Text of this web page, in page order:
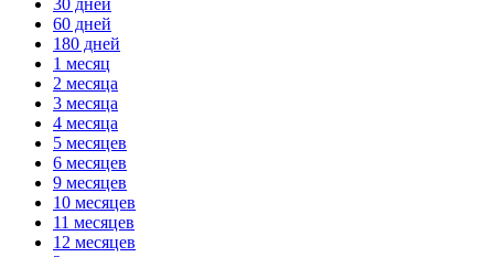
30 дней
60 дней
180 дней
1 месяц
2 месяца
3 месяца
4 месяца
5 месяцев
6 месяцев
9 месяцев
10 месяцев
11 месяцев
12 месяцев